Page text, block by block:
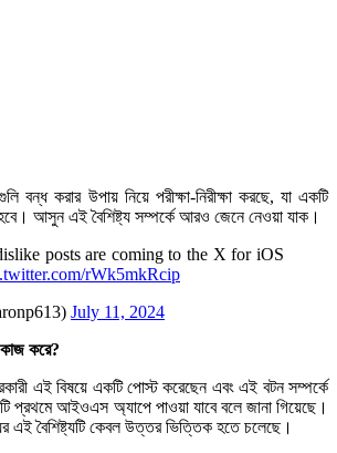
বন্ধ করার উপায় নিয়ে পরীক্ষা-নিরীক্ষা করছে, যা একটি
আসুন এই বৈশিষ্ট্য সম্পর্কে আরও জেনে নেওয়া যাক।
posts are coming to the X for iOS
rWk5mkRcip
July 11, 2024
কাজ করে?
এই বিষয়ে একটি পোস্ট করেছেন এবং এই বটন সম্পর্কে
প্রথমে আইওএস অ্যাপে পাওয়া যাবে বলে জানা গিয়েছে।
এই বৈশিষ্ট্যটি কেবল উত্তর ভিত্তিক হতে চলেছে।